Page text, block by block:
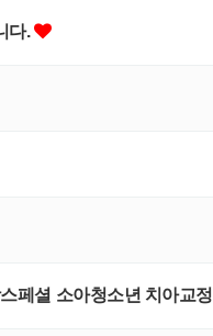
다.
페셜 소아청소년 치아교정